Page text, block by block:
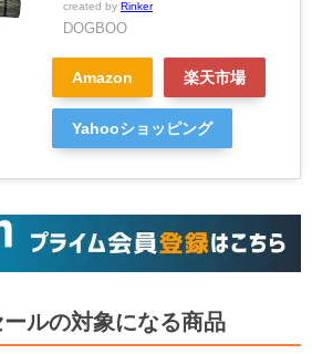
created by Rinker
DOGBOO
Amazon 楽天市場
Yahooショッピング
ルの対象になる商品